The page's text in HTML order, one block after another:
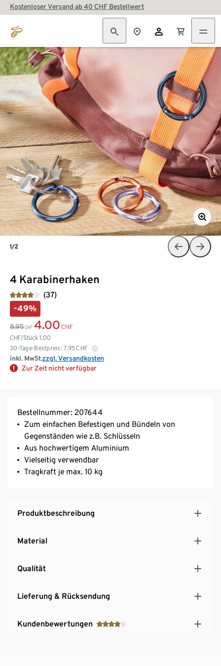
Kostenloser Versand ab 40 CHF Bestellwert
4 Karabinerhaken
(37)
-49%
8.95 CHF 4.00 CHF
CHF/Stück 1.00
30-Tage-Bestpreis: 7.95CHF
inkl. MwSt.zzgl. Versandkosten
Zur Zeit nicht verfügbar
1/2
Bestellnummer: 207644
Zum einfachen Befestigen und Bündeln von
Gegenständen wie z.B. Schlüsseln
Aus hochwertigem Aluminium
Vielseitig verwendbar
Tragkraft je max. 10 kg
Produktbeschreibung
Material
Qualität
Lieferung & Rücksendung
Kundenbewertungen